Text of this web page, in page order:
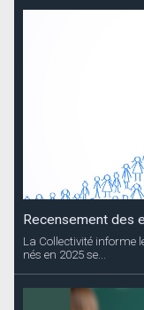
Recensement des
La Collectivité informe
nés en 2025 se...